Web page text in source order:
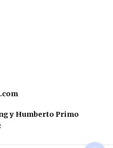
y Humberto Primo